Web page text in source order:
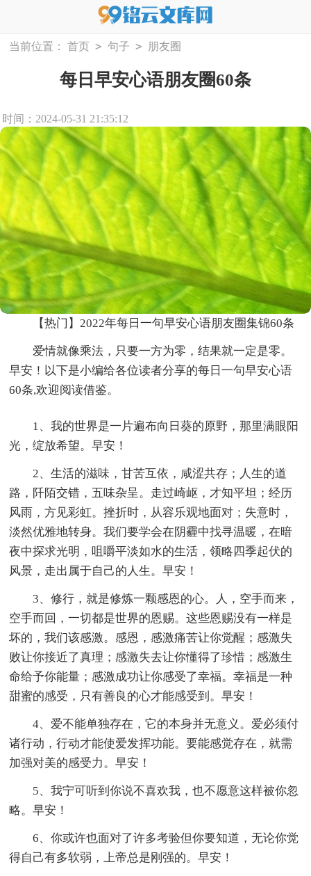
当前位置： 首页 > 句子 > 朋友圈
每日早安心语朋友圈60条
时间：2024-05-31 21:35:12
【热门】2022年每日一句早安心语朋友圈集锦60条
爱情就像乘法，只要一方为零，结果就一定是零。
早安！以下是小编给各位读者分享的每日一句早安心语
60条,欢迎阅读借鉴。
1、我的世界是一片遍布向日葵的原野，那里满眼阳
光，绽放希望。早安！
2、生活的滋味，甘苦互依，咸涩共存；人生的道
路，阡陌交错，五味杂呈。走过崎岖，才知平坦；经历
风雨，方见彩虹。挫折时，从容乐观地面对；失意时，
淡然优雅地转身。我们要学会在阴霾中找寻温暖，在暗
夜中探求光明，咀嚼平淡如水的生活，领略四季起伏的
风景，走出属于自己的人生。早安！
3、修行，就是修炼一颗感恩的心。人，空手而来，
空手而回，一切都是世界的恩赐。这些恩赐没有一样是
坏的，我们该感激。感恩，感激痛苦让你觉醒；感激失
败让你接近了真理；感激失去让你懂得了珍惜；感激生
命给予你能量；感激成功让你感受了幸福。幸福是一种
甜蜜的感受，只有善良的心才能感受到。早安！
4、爱不能单独存在，它的本身并无意义。爱必须付
诸行动，行动才能使爱发挥功能。要能感觉存在，就需
加强对美的感受力。早安！
5、我宁可听到你说不喜欢我，也不愿意这样被你忽
略。早安！
6、你或许也面对了许多考验但你要知道，无论你觉
得自己有多软弱，上帝总是刚强的。早安！